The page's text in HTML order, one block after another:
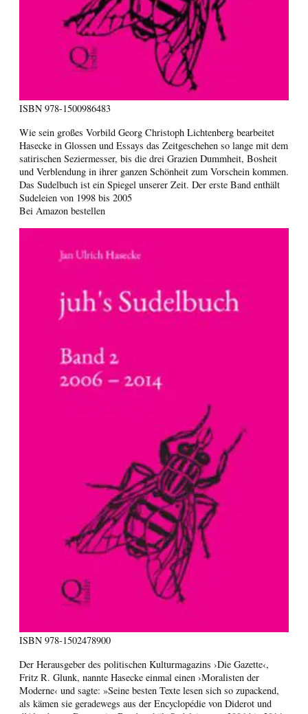
ISBN 978-1500986483
Wie sein großes Vorbild Georg Christoph Lichtenberg bearbeitet
Hasecke in Glossen und Essays das Zeitgeschehen so lange mit dem
satirischen Seziermesser, bis die drei Grazien Dummheit, Bosheit
und Verblendung in ihrer ganzen Schönheit zum Vorschein kommen.
Das Sudelbuch ist ein Spiegel unserer Zeit. Der erste Band enthält
Sudeleien von 1998 bis 2005
Bei Amazon bestellen
ISBN 978-1502478900
Der Herausgeber des politischen Kulturmagazins ›Die Gazette‹,
Fritz R. Glunk, nannte Hasecke einmal einen ›Moralisten der
Moderne‹ und sagte: »Seine besten Texte lesen sich so zupackend,
als kämen sie geradewegs aus der Encyclopédie von Diderot und